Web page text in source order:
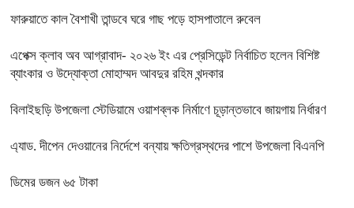
ফারুয়াতে কাল বৈশাখী তান্ডবে ঘরে গাছ পড়ে হাসপাতালে রুবেল
এপেক্স ক্লাব অব আগ্রাবাদ- ২০২৬ ইং এর প্রেসিডেন্ট নির্বাচিত হলেন বিশিষ্ট
ব্যাংকার ও উদ্যোক্তা মোহাম্মদ আবদুর রহিম খন্দকার
বিলাইছড়ি উপজেলা স্টেডিয়ামে ওয়াশব্লক নির্মাণে চূড়ান্তভাবে জায়গায় নির্ধারণ
এ্যাড. দীপেন দেওয়ানের নির্দেশে বন্যায় ক্ষতিগ্রস্থদের পাশে উপজেলা বিএনপি
ডিমের ডজন ৬৫ টাকা